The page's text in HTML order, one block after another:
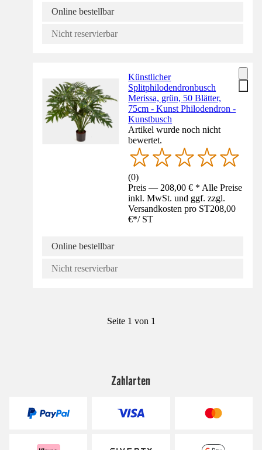
Online bestellbar
Nicht reservierbar
Künstlicher
Splitphilodendronbusch
Merissa, grün, 50 Blätter,
75cm - Kunst Philodendron -
Kunstbusch
Artikel wurde noch nicht
bewertet.
(0)
Preis — 208,00 € * Alle Preise
inkl. MwSt. und ggf. zzgl.
Versandkosten pro ST208,00
€*/ ST
Online bestellbar
Nicht reservierbar
Seite 1 von 1
Zahlarten